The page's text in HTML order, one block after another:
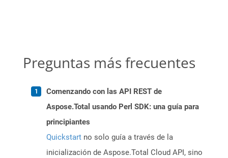
Preguntas más frecuentes
Comenzando con las API REST de
Aspose.Total usando Perl SDK: una guía para
principiantes
Quickstart no solo guía a través de la
inicialización de Aspose.Total Cloud API, sino